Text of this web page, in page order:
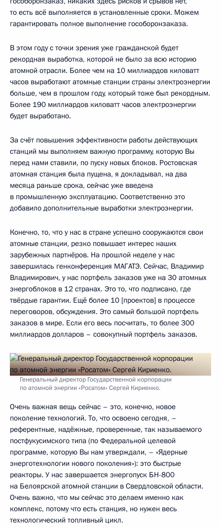
то есть всё выполняется в установленные сроки. Можем
гарантировать полное выполнение гособоронзаказа.
В этом году с точки зрения уже гражданской будет
рекордная выработка, которой не было за всю историю
атомной отрасли. Более чем на 10 миллиардов киловатт
часов выработают атомные станции страны электроэнергии
больше, чем в прошлом году, который тоже был рекордным.
Более 190 миллиардов киловатт часов электроэнергии
будет выработано.
За счёт повышения эффективности работы действующих
станций мы выполняем важную программу, которую Вы
перед нами ставили, по пуску новых блоков. Ростовская
атомная станция была пущена, я докладывал, на два
месяца раньше срока, сейчас уже введена
в промышленную эксплуатацию. Соответственно это
добавило дополнительные выработки электроэнергии.
Конечно, то, что у нас в стране успешно сооружаются свои
атомные станции, резко повышает интерес наших
зарубежных партнёров. На прошлой неделе у нас
завершилась генконференция МАГАТЭ. Сейчас, Владимир
Владимирович, у нас портфель заказов уже на 30 атомных
энергоблоков в 12 странах. Это то, что подписано, где
твёрдые гарантии. Ещё более 10 [проектов] в процессе
переговоров, обсуждения. Это самый большой портфель
заказов в мире. Если его весь посчитать, то более 300
миллиардов долларов – совокупный портфель заказов.
Генеральный директор Государственной корпорации
по атомной энергии «Росатом» Сергей Кириенко.
Очень важная вещь сейчас – это, конечно, новое
поколение технологий. То, что освоено сегодня, –
референтные, надёжные, проверенные, так называемого
постфукусимского типа (по Федеральной целевой
программе, которую Вы нам утверждали, – «Ядерные
энерготехнологии нового поколения»): это быстрые
реакторы. У нас завершается энергопуск БН-800
на Белоярской атомной станции в Свердловской области.
Очень важно, что мы сейчас это делаем именно как
комплекс, потому что есть станция, но нужен весь
технологический топливный цикл.